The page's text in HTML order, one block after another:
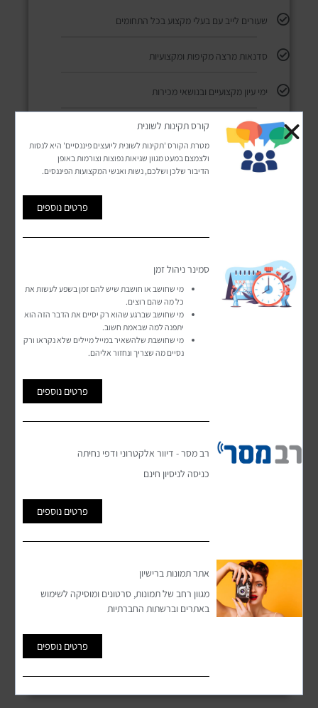
הדשבורד המקצועי ליועצי המשכנתאות
₪39
לחודש
צפי מדדים
צפי ריביות
הצטרפו עכשיו
שעורים לייב עם בעלי מקצוע בכל התחומים
סדנאות מרצה מקיפות ומקצועיות
ימי עיון מקצועיים ובנושאי מכירות
סקירות כלכליות עדכניות
גישה לקבוצת פייסבוק
הצטרפו עכשיו
קורס תקינות לשונית
מטרת הקורס 'תקינות לשונית ליועצים פיננסיים' היא לנסות
ולצמצם במעט מגוון שגיאות נפוצות וצורמות באופן
הדיבור שלכן ושלכם, נשות ואנשי המקצועות הפיננסים.
פרטים נוספים
סמינר ניהול זמן
מי שחושב או חושבת שיש להם זמן בשפע לעשות את
כל מה שהם רוצים.
מי שחושב שברגע שהוא רק יסיים את הדבר הזה הוא
יתפנה למה שבאמת חשוב.
מי שחושבת שלהשאיר במייל מיילים שלא נקראו ורק
נסיים מה שצריך ונחזור אליהם.
פרטים נוספים
רב מסר - דיוור אלקטרוני ודפי נחיתה
כניסה לניסיון חינם
פרטים נוספים
אתר תמונות ברישיון
מגוון רחב של תמונות, סרטונים ומוסיקה לשימוש
באתרים וברשתות החברתיות
פרטים נוספים